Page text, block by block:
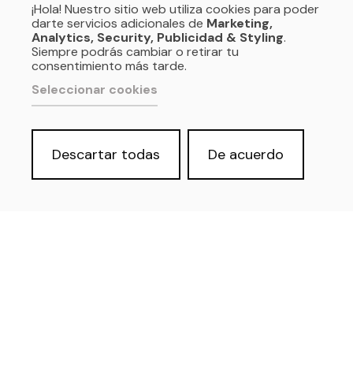
¡Hola! Nuestro sitio web utiliza cookies para poder
darte servicios adicionales de Marketing,
Analytics, Security, Publicidad & Styling.
Siempre podrás cambiar o retirar tu
consentimiento más tarde.
Seleccionar cookies
Descartar todas De acuerdo